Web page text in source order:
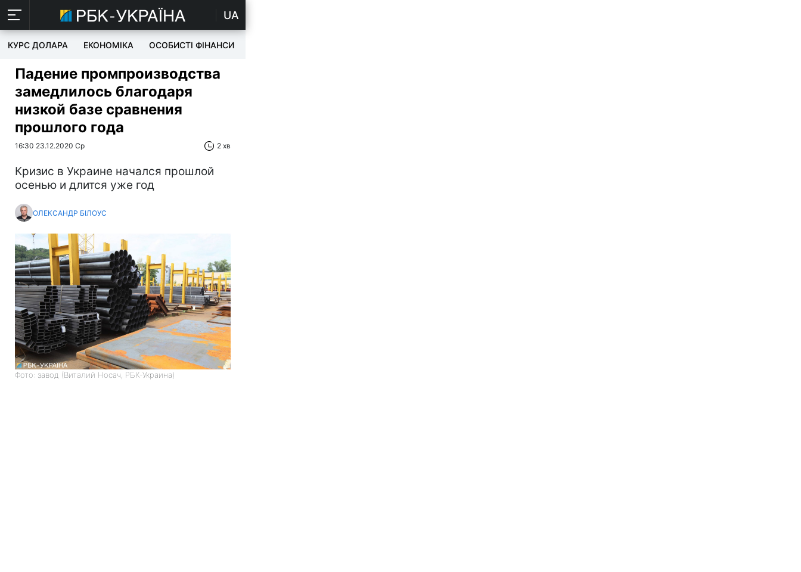
UA
КУРС ДОЛАРА ЕКОНОМІКА ОСОБИСТІ ФІНАНСИ
Падение промпроизводства
замедлилось благодаря
низкой базе сравнения
прошлого года
16:30 23.12.2020 Ср 2 хв
Кризис в Украине начался прошлой
осенью и длится уже год
ОЛЕКСАНДР БІЛОУС
Фото: завод (Виталий Носач, РБК-Украина)